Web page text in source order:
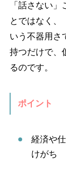
「話さない
とではなく、
いう不器用さ
持つだけで、
るのです。
ポイント
経済や
けがち